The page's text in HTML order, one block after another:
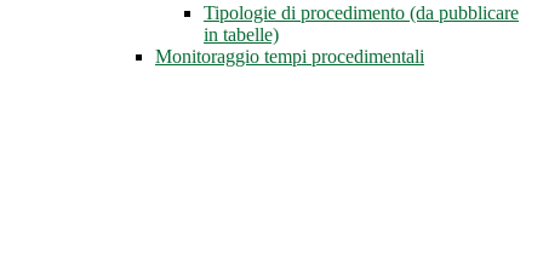
Tipologie di procedimento (da pubblicare
in tabelle)
Monitoraggio tempi procedimentali